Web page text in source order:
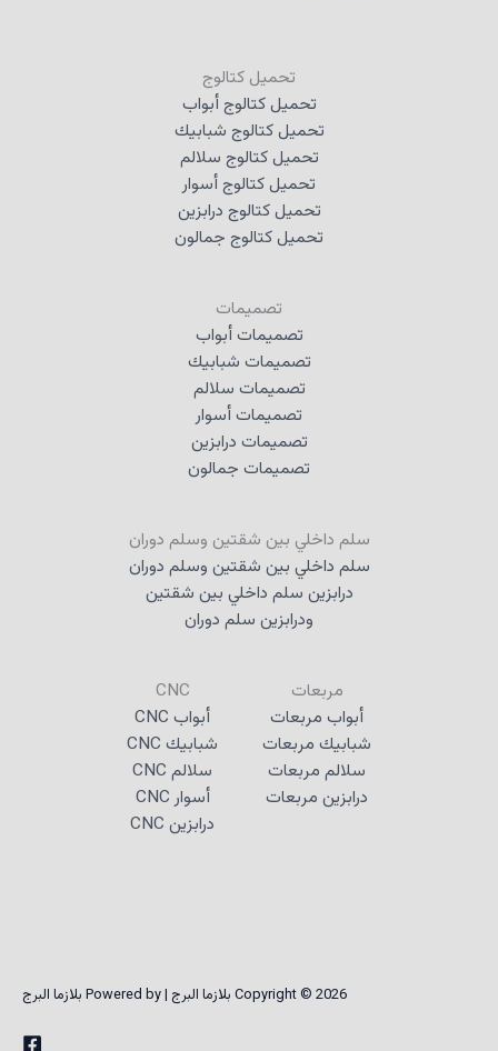
تحميل كتالوج
تحميل كتالوج أبواب
تحميل كتالوج شبابيك
تحميل كتالوج سلالم
تحميل كتالوج أسوار
تحميل كتالوج درابزين
تحميل كتالوج جمالون
تصميمات
تصميمات أبواب
تصميمات شبابيك
تصميمات سلالم
تصميمات أسوار
تصميمات درابزين
تصميمات جمالون
سلم داخلي بين شقتين وسلم دوران
سلم داخلي بين شقتين وسلم دوران
درابزين سلم داخلي بين شقتين
ودرابزين سلم دوران
مربعات
أبواب مربعات
شبابيك مربعات
سلالم مربعات
درابزين مربعات
CNC
أبواب CNC
شبابيك CNC
سلالم CNC
أسوار CNC
درابزين CNC
Copyright © 2026 بلازما البرج | Powered by بلازما البرج